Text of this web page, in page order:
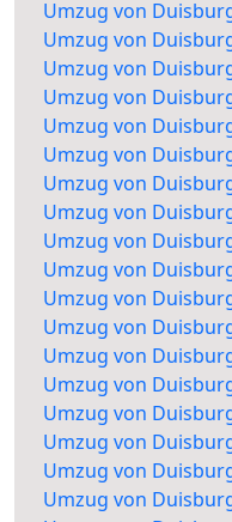
Umzug von
Umzug von
Umzug von
Umzug von
Umzug von
Umzug von
Umzug von
Umzug von
Umzug von
Umzug von
Umzug von
Umzug von
Umzug von
Umzug von
Umzug von
Umzug von
Umzug von
Umzug von